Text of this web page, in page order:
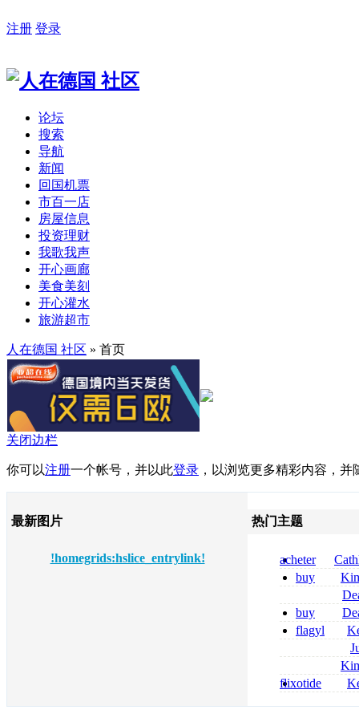
注册 登录
论坛
搜索
导航
新闻
回国机票
市百一店
房屋信息
投资理财
我歌我声
开心画廊
美食美刻
开心灌水
旅游超市
人在德国 社区 » 首页
关闭边栏
你可以注册一个帐号，并以此登录 ，以浏览更多精彩内容，
最新图片
!homegrids:hslice_entrylink!
热门主题
acheter
dapsone site
buy
zolpidem usa
tizanidine
sans
buy
pregabalin
pregabalin
flagyl
online
roxithromycin
sécurité
nolvadex
flixotide